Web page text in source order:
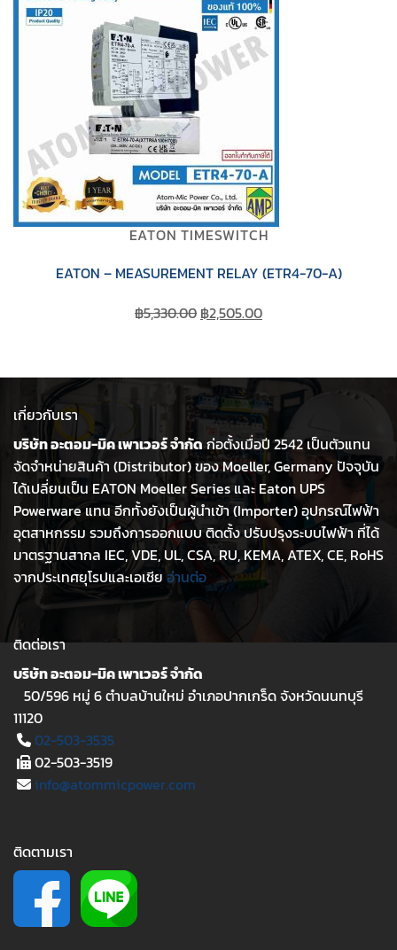
EATON TIMESWITCH
EATON – MEASUREMENT RELAY (ETR4-70-A)
฿5,330.00 Original
฿5,330.00.
฿2,505.00Current
฿2,505.00.
เกี่ยวกับเรา
บริษัท อะตอม-มิค เพาเวอร์ จำกัดก่อตั้งเมื่อปี 2542 เป็นตัวแทน
จัดจำหน่ายสินค้า (Distributor) ของ Moeller, Germany ปัจจุบัน
ได้เปลี่ยนเป็น EATON Moeller Series และ Eaton UPS
Powerware แทน อีกทั้งยังเป็นผู้นำเข้า (Importer) อุปกรณ์ไฟฟ้า
อุตสาหกรรม รวมถึงการออกแบบ ติดตั้ง ปรับปรุงระบบไฟฟ้า ที่ได้
มาตรฐานสากล IEC, VDE, UL, CSA, RU, KEMA, ATEX, CE, RoHS
จากประเทศยุโรปและเอเชียอ่านต่อ
ติดต่อเรา
บริษัท อะตอม-มิค เพาเวอร์ จำกัด
50/596 หมู่ 6 ตำบลบ้านใหม่ อำเภอปากเกร็ด จังหวัดนนทบุรี
11120
02-503-3535
02-503-3519
info@atommicpower.com
ติดตามเรา